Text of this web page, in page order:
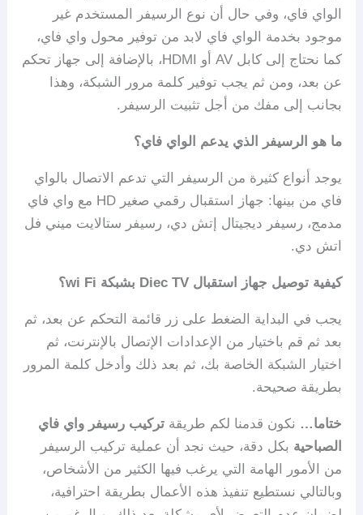
الواي فاي، وفي حال أن نوع الرسيفر المستخدم غير
موجود بخدمة الواي فاي لابد من توفير محول واي فاي،
كما نحتاج إلى كابل AV أو HDMI، بالإضافة إلى جهاز تحكم
عن بعد، ومن ثم يجب توفير كلمة مرور الشبكة، وهذا
بجانب إلى مفك من أجل تثبيت الرسيفر.
ما هو الرسيفر الذي يدعم الواي فاي؟
يوجد أنواع كثيرة من الرسيفر التي تدعم الاتصال بالواي
فاي من بينها: جهاز استقبال رقمي صغير HD مع واي فاي
مدمج، رسيفر ديجيتال إتش دي، رسيفر ستالايت ميني فل
اتش دي.
كيفية توصيل جهاز استقبال Diec TV بشبكة wi Fi؟
يجب في البداية الضغط على زر قائمة التحكم عن بعد، ثم
بعد ثم قم باختيار من الإعدادات الإتصال بالإنترنت، ثم
اختيار الشبكة الخاصة بك، ثم بعد ذلك وأدخل كلمة المرور
بطريقة صحيحة.
ختاما… نكون قدمنا لكم طريقةتركيب رسيفر واي فاي
الصباحية بكل دقة، حيث نجد أن عملية تركيب الرسيفر
من الأمور الهامة التي يرغب فيها الكثير من الأشخاص،
وبالتالي نستطيع تنفيذ هذه الأعمال بطريقة احترافية،